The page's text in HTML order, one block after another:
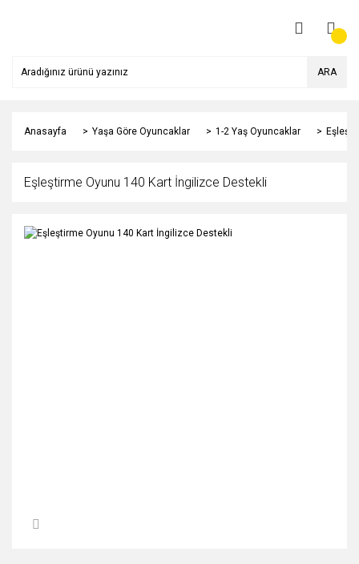
ARA
Anasayfa Yaşa Göre Oyuncaklar 1-2 Yaş Oyuncaklar
Eşleştirme Oyunu 140 Kart İngilizce Destekli